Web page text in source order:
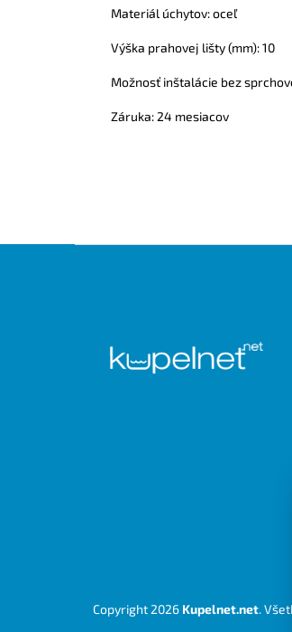
Materiál úchytov: oceľ
Výška prahovej lišty (mm): 10
Možnosť inštalácie bez
Záruka: 24 mesiacov
Copyright 2026 Kupelnet.net.